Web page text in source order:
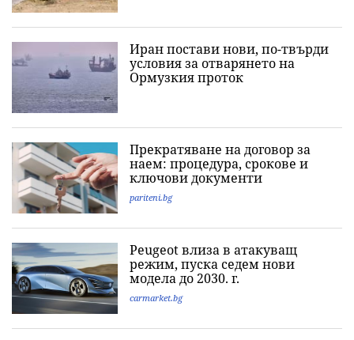
Иран постави нови, по-твърди
условия за отварянето на
Ормузкия проток
Прекратяване на договор за
наем: процедура, срокове и
ключови документи
pariteni.bg
Peugeot влиза в атакуващ
режим, пуска седем нови
модела до 2030. г.
carmarket.bg